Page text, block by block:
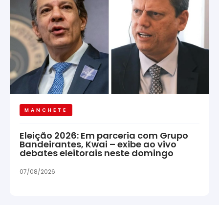
MANCHETE
Eleição 2026: Em parceria com Grupo
Bandeirantes, Kwai – exibe ao vivo
debates eleitorais neste domingo
07/08/2026